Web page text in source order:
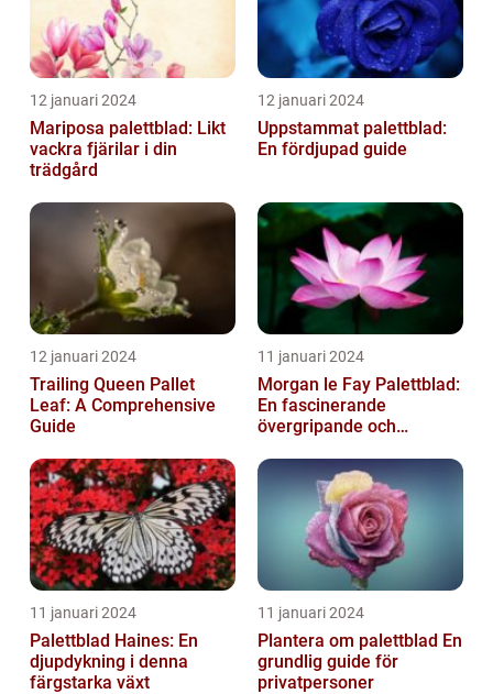
12 januari 2024
Mariposa palettblad: Likt
vackra fjärilar i din
trädgård
12 januari 2024
Uppstammat palettblad:
En fördjupad guide
12 januari 2024
Trailing Queen Pallet
Leaf: A Comprehensive
Guide
11 januari 2024
Morgan le Fay Palettblad:
En fascinerande
övergripande och
11 januari 2024
Palettblad Haines: En
djupdykning i denna
färgstarka växt
11 januari 2024
Plantera om palettblad En
grundlig guide för
privatpersoner